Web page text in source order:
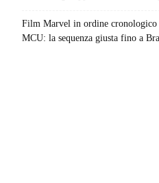
Film Marvel in ordine cronologico
MCU: la sequenza giusta fino a